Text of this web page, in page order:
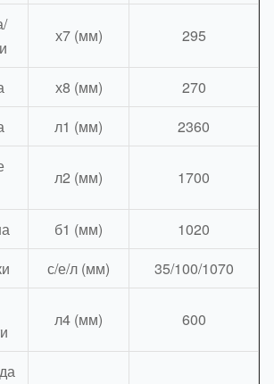
х7 (мм) 295
х8 (мм)
270
л1 (мм)
2360
л2 (мм) 1700
б1 (мм)
1020
с/е/л (мм)
35/100/1070
л4 (мм) 600